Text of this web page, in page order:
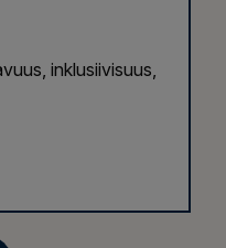
inklusiivisuus,